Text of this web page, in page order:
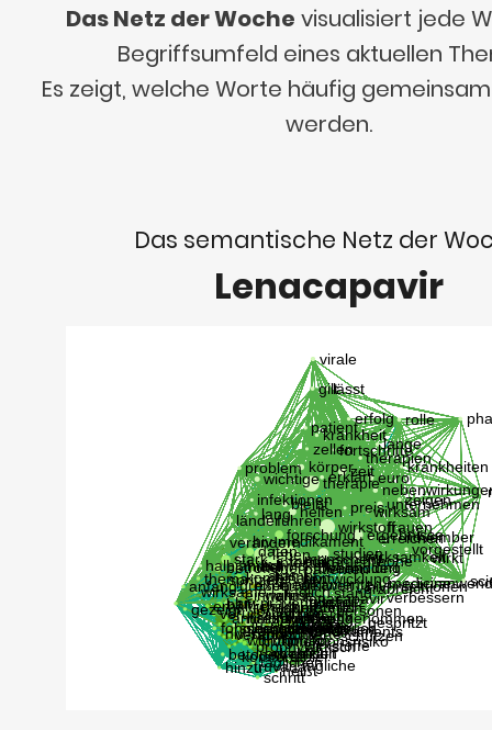
Das Netz der Woche visualisiert jede
Begriffsumfeld eines aktuellen
Es zeigt, welche Worte häufig
werden.
Das semantische Netz der
Lenacapavir